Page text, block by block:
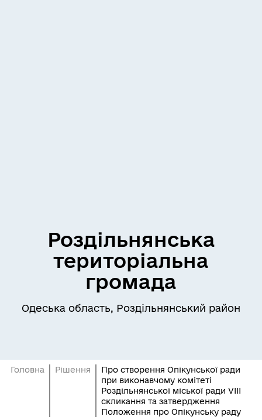
Роздільнянська
територіальна
громада
Одеська область, Роздільнянський район
Головна Рішення
Про створення Опікунської ради
при виконавчому комітеті
Роздільнянської міської ради VІІІ
скликання та затвердження
Положення про Опікунську раду